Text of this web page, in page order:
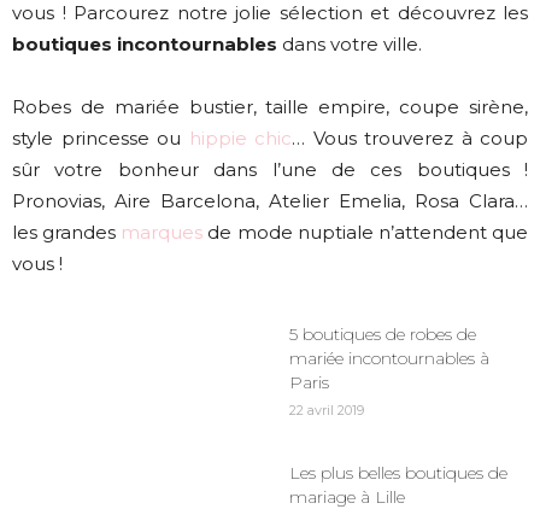
vous ! Parcourez notre jolie sélection et découvrez les
boutiques incontournables dans votre ville.
Robes de mariée bustier, taille empire, coupe sirène,
style princesse ou hippie chic… Vous trouverez à coup
sûr votre bonheur dans l’une de ces boutiques !
Pronovias, Aire Barcelona, Atelier Emelia, Rosa Clara…
les grandes marques de mode nuptiale n’attendent que
vous !
5 boutiques de robes de
mariée incontournables à
Paris
22 avril 2019
Les plus belles boutiques de
mariage à Lille